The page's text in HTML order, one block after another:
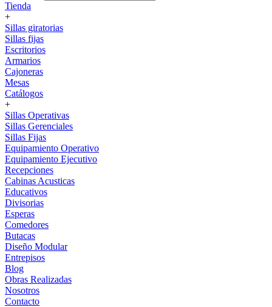
Tienda
+
Sillas giratorias
Sillas fijas
Escritorios
Armarios
Cajoneras
Mesas
Catálogos
+
Sillas Operativas
Sillas Gerenciales
Sillas Fijas
Equipamiento Operativo
Equipamiento Ejecutivo
Recepciones
Cabinas Acusticas
Educativos
Divisorias
Esperas
Comedores
Butacas
Diseño Modular
Entrepisos
Blog
Obras Realizadas
Nosotros
Contacto